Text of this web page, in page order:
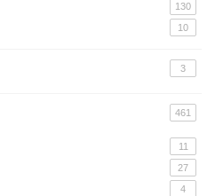
130
10
3
461
11
27
4